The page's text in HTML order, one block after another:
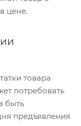
цене.
товара
потребовать
быть
предъявления